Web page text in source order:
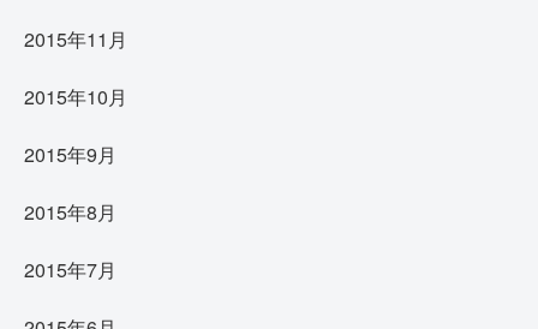
2015年11月
2015年10月
2015年9月
2015年8月
2015年7月